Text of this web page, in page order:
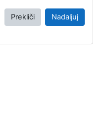
Prekliči Nadaljuj